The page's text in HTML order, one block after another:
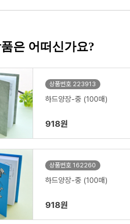
은 어떠신가요?
상품번호 223913
하드양장-중 (100매)
918원
상품번호 162260
하드양장-중 (100매)
918원